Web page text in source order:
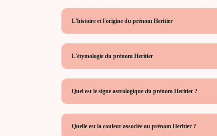
L'histoire et l'origine du prénom Heritier
L'étymologie du prénom Heritier
Quel est le signe astrologique du prénom Heritier ?
Quelle est la couleur associée au prénom Heritier ?